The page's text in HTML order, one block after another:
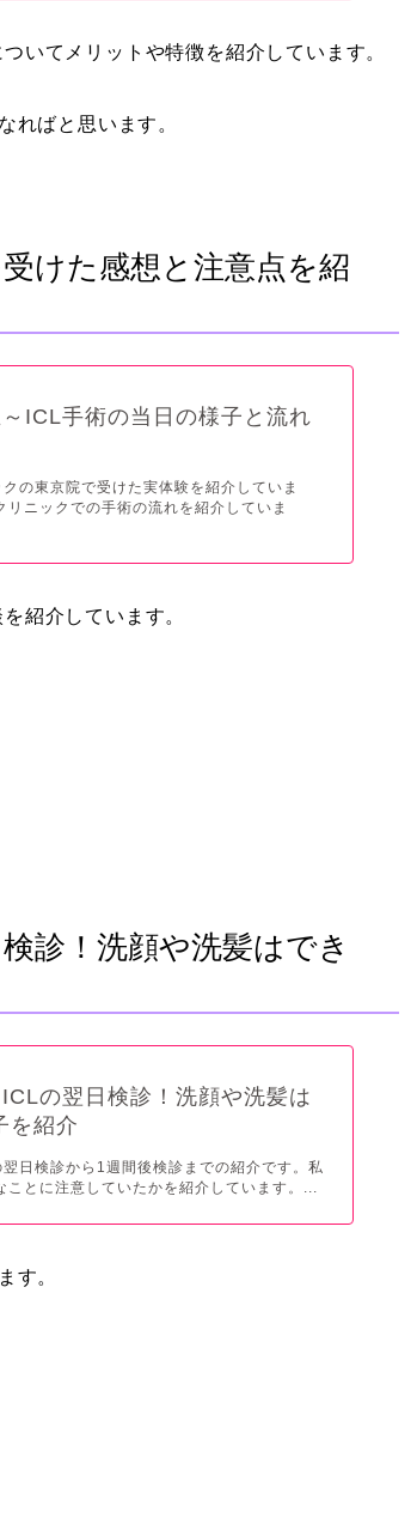
いてメリットや特徴を紹介しています。
ればと思います。
けた感想と注意点を紹
ICL手術の当日の様子と流れ
の東京院で受けた実体験を紹介していま
ニックでの手術の流れを紹介していま
紹介しています。
診！洗顔や洗髪はでき
の翌日検診！洗顔や洗髪は
を紹介
日検診から1週間後検診までの紹介です。私
ことに注意していたかを紹介しています。...
す。